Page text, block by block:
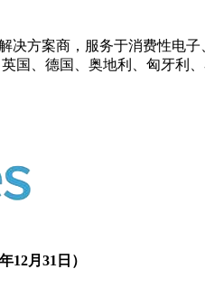
方案商，服务于消费性电子
国、德国、奥地利、匈牙利
12月31日）